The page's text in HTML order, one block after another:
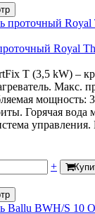
Royal
T (3,5 kW) –
Макс.
мощность:
Горячая вода
+